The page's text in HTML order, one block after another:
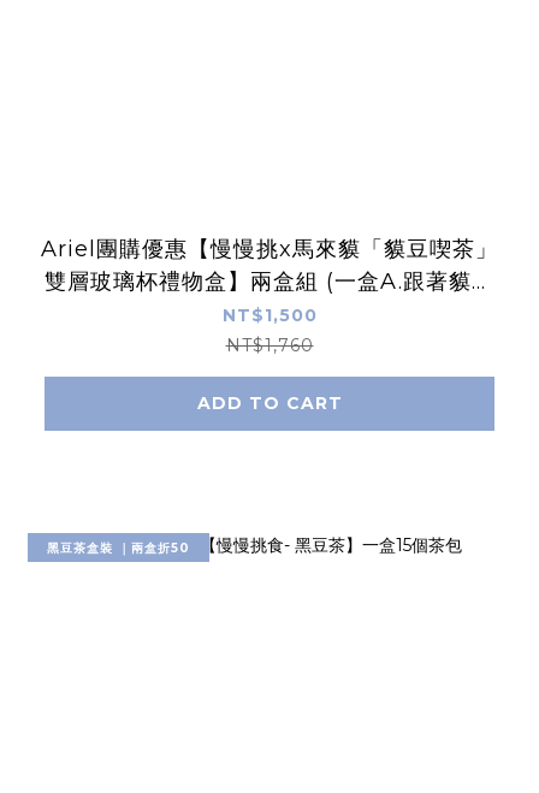
Ariel團購優惠【慢慢挑x馬來貘「貘豆喫茶」
雙層玻璃杯禮物盒】兩盒組 (一盒A.跟著貘的
Flow + 一盒B.貘豆坐好Zen)
NT$1,500
NT$1,760
ADD TO CART
黑豆茶盒裝 ｜兩盒折50